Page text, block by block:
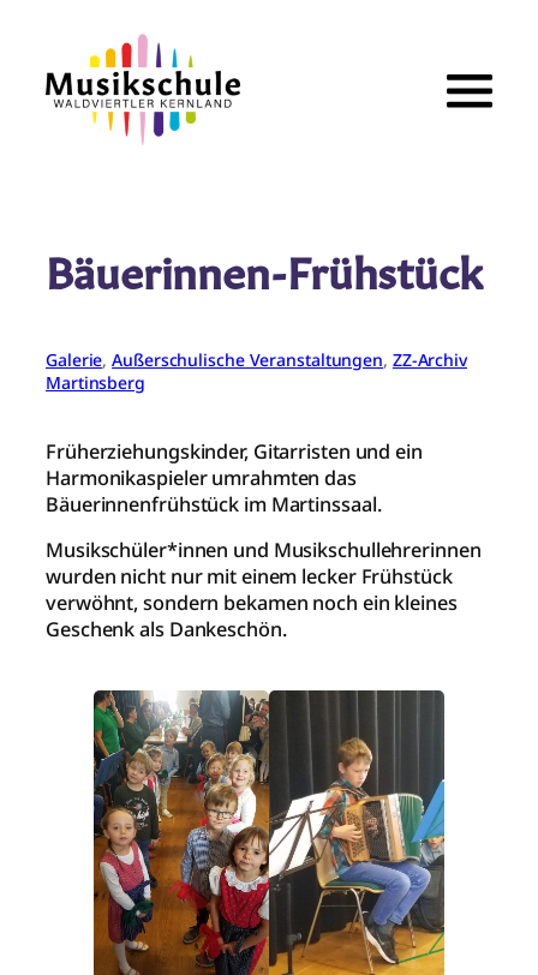
springen
Bäuerinnen-Frühstück
Galerie, Außerschulische Veranstaltungen, ZZ-Archiv
Martinsberg
Früherziehungskinder, Gitarristen und ein
Harmonikaspieler umrahmten das
Bäuerinnenfrühstück im Martinssaal.
Musikschüler*innen und Musikschullehrerinnen
wurden nicht nur mit einem lecker Frühstück
verwöhnt, sondern bekamen noch ein kleines
Geschenk als Dankeschön.